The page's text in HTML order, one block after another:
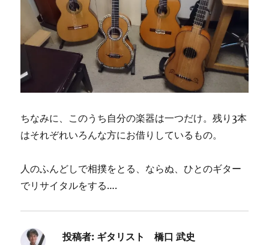
ちなみに、このうち自分の楽器は一つだけ。残り3本
はそれぞれいろんな方にお借りしているもの。
人のふんどしで相撲をとる、ならぬ、ひとのギター
でリサイタルをする….
投稿者: ギタリスト 橋口 武史